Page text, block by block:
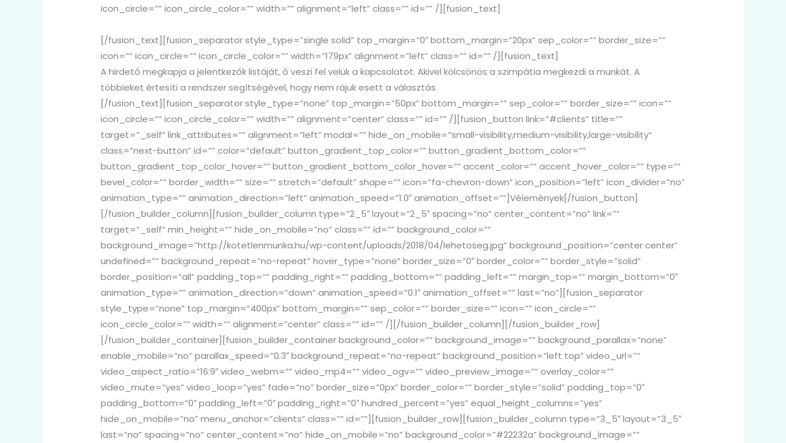
icon_circle=”” icon_circle_color=”” width=”” alignment=”left” class=”” id=”” /][fusion_text]
[/fusion_text][fusion_separator style_type=”single solid” top_margin=”0″ bottom_margin=”20px” sep_color=”” border_size=””
icon=”” icon_circle=”” icon_circle_color=”” width=”179px” alignment=”left” class=”” id=”” /][fusion_text]
A hirdető megkapja a jelentkezők listáját, ő veszi fel velük a kapcsolatot. Akivel kölcsönös a szimpátia megkezdi a munkát. A
többieket értesíti a rendszer segítségével, hogy nem rájuk esett a választás.
[/fusion_text][fusion_separator style_type=”none” top_margin=”50px” bottom_margin=”” sep_color=”” border_size=”” icon=””
icon_circle=”” icon_circle_color=”” width=”” alignment=”center” class=”” id=”” /][fusion_button link=”#clients” title=””
target=”_self” link_attributes=”” alignment=”left” modal=”” hide_on_mobile=”small-visibility,medium-visibility,large-visibility”
class=”next-button” id=”” color=”default” button_gradient_top_color=”” button_gradient_bottom_color=””
button_gradient_top_color_hover=”” button_gradient_bottom_color_hover=”” accent_color=”” accent_hover_color=”” type=””
bevel_color=”” border_width=”” size=”” stretch=”default” shape=”” icon=”fa-chevron-down” icon_position=”left” icon_divider=”no”
animation_type=”” animation_direction=”left” animation_speed=”1.0″ animation_offset=””]Vélemények[/fusion_button]
[/fusion_builder_column][fusion_builder_column type=”2_5″ layout=”2_5″ spacing=”no” center_content=”no” link=””
target=”_self” min_height=”” hide_on_mobile=”no” class=”” id=”” background_color=””
background_image=”http://kotetlenmunka.hu/wp-content/uploads/2018/04/lehetoseg.jpg” background_position=”center center”
undefined=”” background_repeat=”no-repeat” hover_type=”none” border_size=”0″ border_color=”” border_style=”solid”
border_position=”all” padding_top=”” padding_right=”” padding_bottom=”” padding_left=”” margin_top=”” margin_bottom=”0″
animation_type=”” animation_direction=”down” animation_speed=”0.1″ animation_offset=”” last=”no”][fusion_separator
style_type=”none” top_margin=”400px” bottom_margin=”” sep_color=”” border_size=”” icon=”” icon_circle=””
icon_circle_color=”” width=”” alignment=”center” class=”” id=”” /][/fusion_builder_column][/fusion_builder_row]
[/fusion_builder_container][fusion_builder_container background_color=”” background_image=”” background_parallax=”none”
enable_mobile=”no” parallax_speed=”0.3″ background_repeat=”no-repeat” background_position=”left top” video_url=””
video_aspect_ratio=”16:9″ video_webm=”” video_mp4=”” video_ogv=”” video_preview_image=”” overlay_color=””
video_mute=”yes” video_loop=”yes” fade=”no” border_size=”0px” border_color=”” border_style=”solid” padding_top=”0″
padding_bottom=”0″ padding_left=”0″ padding_right=”0″ hundred_percent=”yes” equal_height_columns=”yes”
hide_on_mobile=”no” menu_anchor=”clients” class=”” id=””][fusion_builder_row][fusion_builder_column type=”3_5″ layout=”3_5″
last=”no” spacing=”no” center_content=”no” hide_on_mobile=”no” background_color=”#22232a” background_image=””